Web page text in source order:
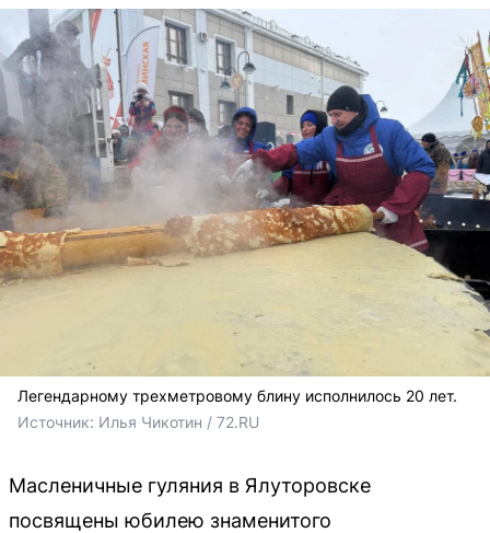
Легендарному трехметровому блину исполнилось 20 лет.
Источник: Илья Чикотин / 72.RU
Масленичные гуляния в Ялуторовске
посвящены юбилею знаменитого